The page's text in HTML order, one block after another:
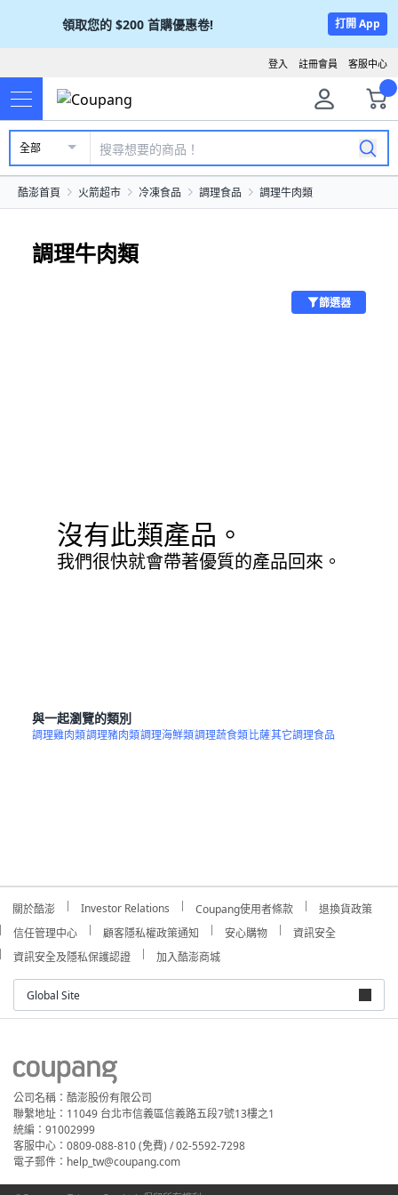
領取您的 $200 首購優惠卷! 打開 App
客服中心
註冊會員
登入
全部
酷澎首頁 火箭超市 冷凍食品 調理食品 調理牛肉類
調理牛肉類
篩選器
沒有此類產品。
我們很快就會帶著優質的產品回來。
與一起瀏覽的類別
調理雞肉類調理豬肉類調理海鮮類調理蔬食類比薩其它調理食品
關於酷澎 Investor Relations Coupang使用者條款
退換貨政策
信任管理中心
顧客隱私權政策通知 安心購物
資訊安全
資訊安全及隱私保護認證
加入酷澎商城
Global Site
公司名稱：酷澎股份有限公司
聯繫地址：11049 台北市信義區信義路五段7號13樓之1
統編：91002999
客服中心：0809-088-810 (免費) / 02-5592-7298
電子郵件：help_tw@coupang.com